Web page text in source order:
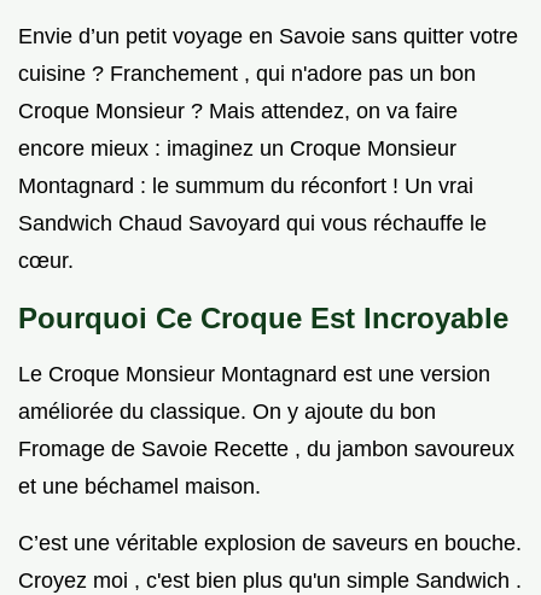
Envie d’un petit voyage en Savoie sans quitter votre
cuisine ? Franchement , qui n'adore pas un bon
Croque Monsieur ? Mais attendez, on va faire
encore mieux : imaginez un Croque Monsieur
Montagnard : le summum du réconfort ! Un vrai
Sandwich Chaud Savoyard qui vous réchauffe le
cœur.
Pourquoi Ce Croque Est Incroyable
Le Croque Monsieur Montagnard est une version
améliorée du classique. On y ajoute du bon
Fromage de Savoie Recette , du jambon savoureux
et une béchamel maison.
C’est une véritable explosion de saveurs en bouche.
Croyez moi , c'est bien plus qu'un simple Sandwich .